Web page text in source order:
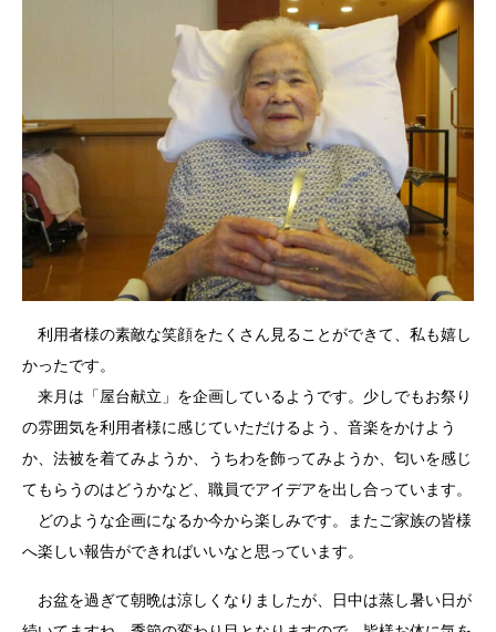
利用者様の素敵な笑顔をたくさん見ることができて、私も嬉し
かったです。
来月は「屋台献立」を企画しているようです。少しでもお祭り
の雰囲気を利用者様に感じていただけるよう、音楽をかけよう
か、法被を着てみようか、うちわを飾ってみようか、匂いを感じ
てもらうのはどうかなど、職員でアイデアを出し合っています。
どのような企画になるか今から楽しみです。またご家族の皆様
へ楽しい報告ができればいいなと思っています。
お盆を過ぎて朝晩は涼しくなりましたが、日中は蒸し暑い日が